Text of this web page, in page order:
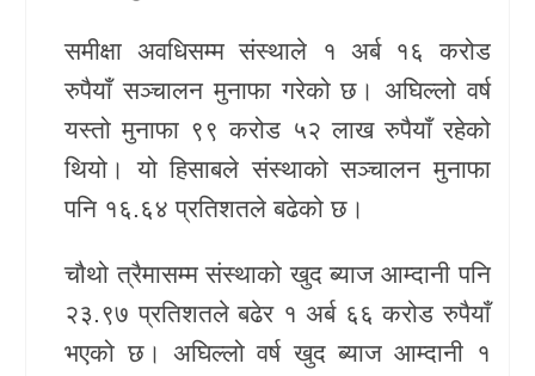
प्रविधि
शिक्षा
स्वास्थ्य
खेलकुद
Unicode
समीक्षा अवधिसम्म संस्थाले १ अर्ब १६ करोड
रुपैयाँ सञ्चालन मुनाफा गरेको छ। अघिल्लो वर्ष
यस्तो मुनाफा ९९ करोड ५२ लाख रुपैयाँ रहेको
थियो। यो हिसाबले संस्थाको सञ्चालन मुनाफा
पनि १६.६४ प्रतिशतले बढेको छ।
चौथो त्रैमासम्म संस्थाको खुद ब्याज आम्दानी पनि
२३.९७ प्रतिशतले बढेर १ अर्ब ६६ करोड रुपैयाँ
भएको छ। अघिल्लो वर्ष खुद ब्याज आम्दानी १